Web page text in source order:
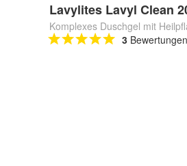
Lavylites Lavyl Clean
Komplexes Duschgel mit
3 Bewertungen